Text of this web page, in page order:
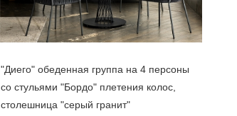
"Диего" обеденная группа на 4 персоны
со стульями "Бордо" плетения колос,
столешница "серый гранит"